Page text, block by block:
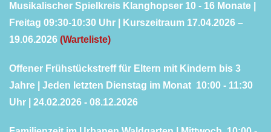
Musikalischer Spielkreis Klanghopser 10 - 16 Monate |
Freitag 09:30-10:30 Uhr | Kurszeitraum 17.04.2026 –
19.06.2026 (Warteliste)
Offener Frühstückstreff für Eltern mit Kindern bis 3
Jahre | Jeden letzten Dienstag im Monat 10:00 - 11:30
Uhr | 24.02.2026 - 08.12.2026